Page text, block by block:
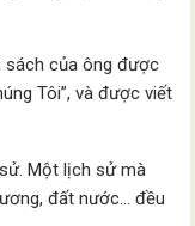
sách của ông được
Tôi”, và được viết
Một lịch sử mà
đất nước… đều